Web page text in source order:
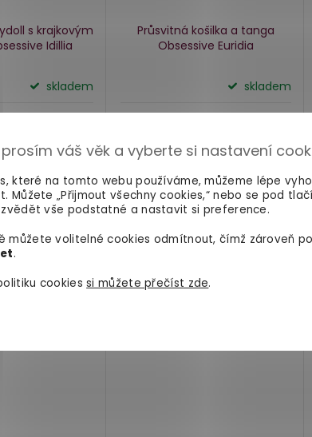
váš věk a vyberte si nastavení
které na tomto webu používáme, můžeme lépe
Můžete „Přijmout všechny cookies,“ nebo se pod
vše podstatné a nastavit si preference.
můžete volitelné cookies odmítnout, čímž zároveň
.
cookiessi můžete přečíst zde.
s krajkovým
Idillia
skladem
Průsvitná košilka a tanga
Obsessive Euridia
skladem
795 Kč
–9 %